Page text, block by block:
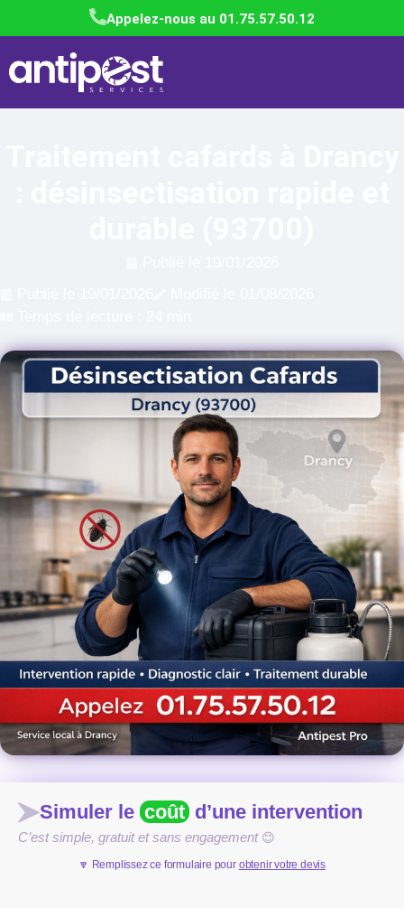
Appelez-nous au 01.75.57.50.12
Simuler le coût d’une intervention
C’est simple, gratuit et sans engagement 😊
🔽 Remplissez ce formulaire pour obtenir votre devis